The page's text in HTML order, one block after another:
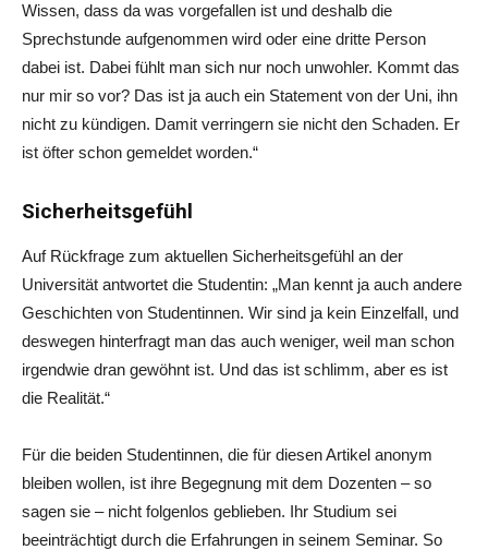
Wissen, dass da was vorgefallen ist und deshalb die
Sprechstunde aufgenommen wird oder eine dritte Person
dabei ist. Dabei fühlt man sich nur noch unwohler. Kommt das
nur mir so vor? Das ist ja auch ein Statement von der Uni, ihn
nicht zu kündigen. Damit verringern sie nicht den Schaden. Er
ist öfter schon gemeldet worden.“
Sicherheitsgefühl
Auf Rückfrage zum aktuellen Sicherheitsgefühl an der
Universität antwortet die Studentin: „Man kennt ja auch andere
Geschichten von Studentinnen. Wir sind ja kein Einzelfall, und
deswegen hinterfragt man das auch weniger, weil man schon
irgendwie dran gewöhnt ist. Und das ist schlimm, aber es ist
die Realität.“
Für die beiden Studentinnen, die für diesen Artikel anonym
bleiben wollen, ist ihre Begegnung mit dem Dozenten – so
sagen sie – nicht folgenlos geblieben. Ihr Studium sei
beeinträchtigt durch die Erfahrungen in seinem Seminar. So